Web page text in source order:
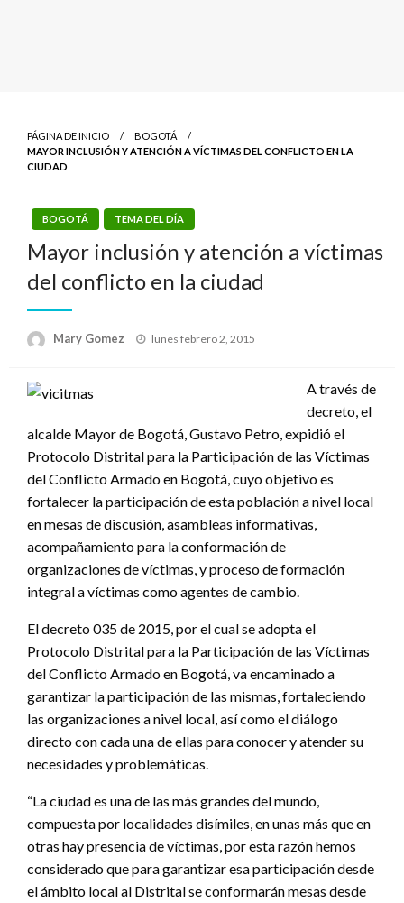
PÁGINA DE INICIO
BOGOTÁ
MAYOR INCLUSIÓN Y ATENCIÓN A VÍCTIMAS DEL CONFLICTO EN LA
CIUDAD
BOGOTÁ TEMA DEL DÍA
Mayor inclusión y atención a víctimas
del conflicto en la ciudad
Mary Gomez
Publicado
lunes febrero 2, 2015
A través de
decreto, el
alcalde Mayor de Bogotá, Gustavo Petro, expidió el
Protocolo Distrital para la Participación de las Víctimas
del Conflicto Armado en Bogotá, cuyo objetivo es
fortalecer la participación de esta población a nivel local
en mesas de discusión, asambleas informativas,
acompañamiento para la conformación de
organizaciones de víctimas, y proceso de formación
integral a víctimas como agentes de cambio.
El decreto 035 de 2015, por el cual se adopta el
Protocolo Distrital para la Participación de las Víctimas
del Conflicto Armado en Bogotá, va encaminado a
garantizar la participación de las mismas, fortaleciendo
las organizaciones a nivel local, así como el diálogo
directo con cada una de ellas para conocer y atender su
necesidades y problemáticas.
“La ciudad es una de las más grandes del mundo,
compuesta por localidades disímiles, en unas más que en
otras hay presencia de víctimas, por esta razón hemos
considerado que para garantizar esa participación desde
el ámbito local al Distrital se conformarán mesas desde